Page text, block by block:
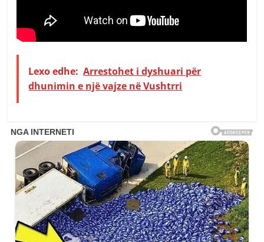
Lexo edhe: Arrestohet i dyshuari për
dhunimin e një vajze në Vushtrri